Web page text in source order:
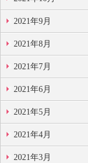
2021年9月
2021年8月
2021年7月
2021年6月
2021年5月
2021年4月
2021年3月